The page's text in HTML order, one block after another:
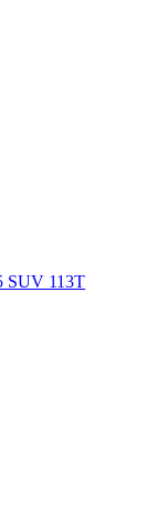
SUV 113T